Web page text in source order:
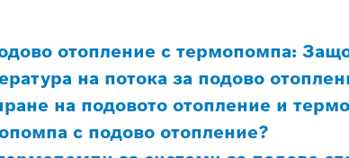
отопление с термопомпа:
на потока за подово
на подовото отопление и
с подово отопление?